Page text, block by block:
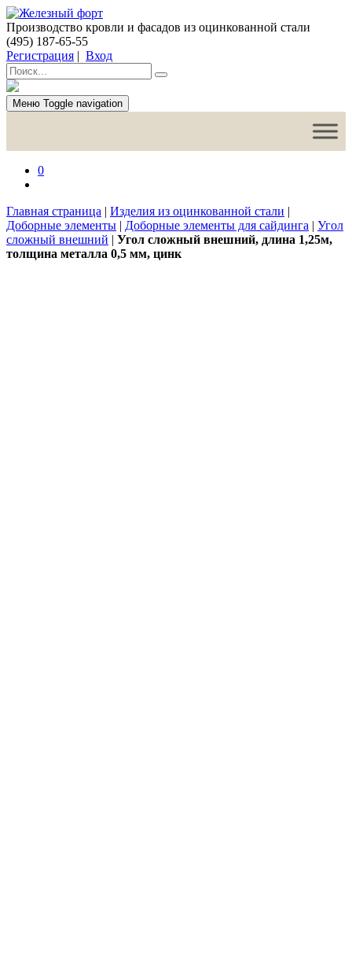
Производство кровли и фасадов из оцинкованной стали
(495) 187-65-55
Регистрация | Вход
Меню Toggle navigation
0
Главная страница | Изделия из оцинкованной стали |
Доборные элементы | Доборные элементы для сайдинга | Угол
сложный внешний | Угол сложный внешний, длина 1,25м,
толщина металла 0,5 мм, цинк